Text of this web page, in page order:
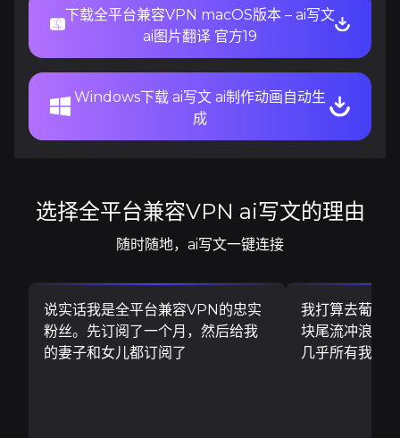
下载全平台兼容VPN macOS版本 – ai写文
ai图片翻译 官方19
Windows下载 ai写文 ai制作动画自动生
成
选择全平台兼容VPN ai写文的理由
随时随地，ai写文一键连接
说实话我是全平台兼容VPN的忠实
粉丝。先订阅了一个月，然后给我
的妻子和女儿都订阅了
我打算去葡萄
块尾流冲浪板
几乎所有我需